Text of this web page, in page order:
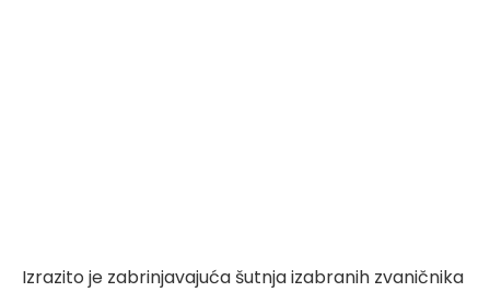
Izrazito je zabrinjavajuća šutnja izabranih zvaničnika